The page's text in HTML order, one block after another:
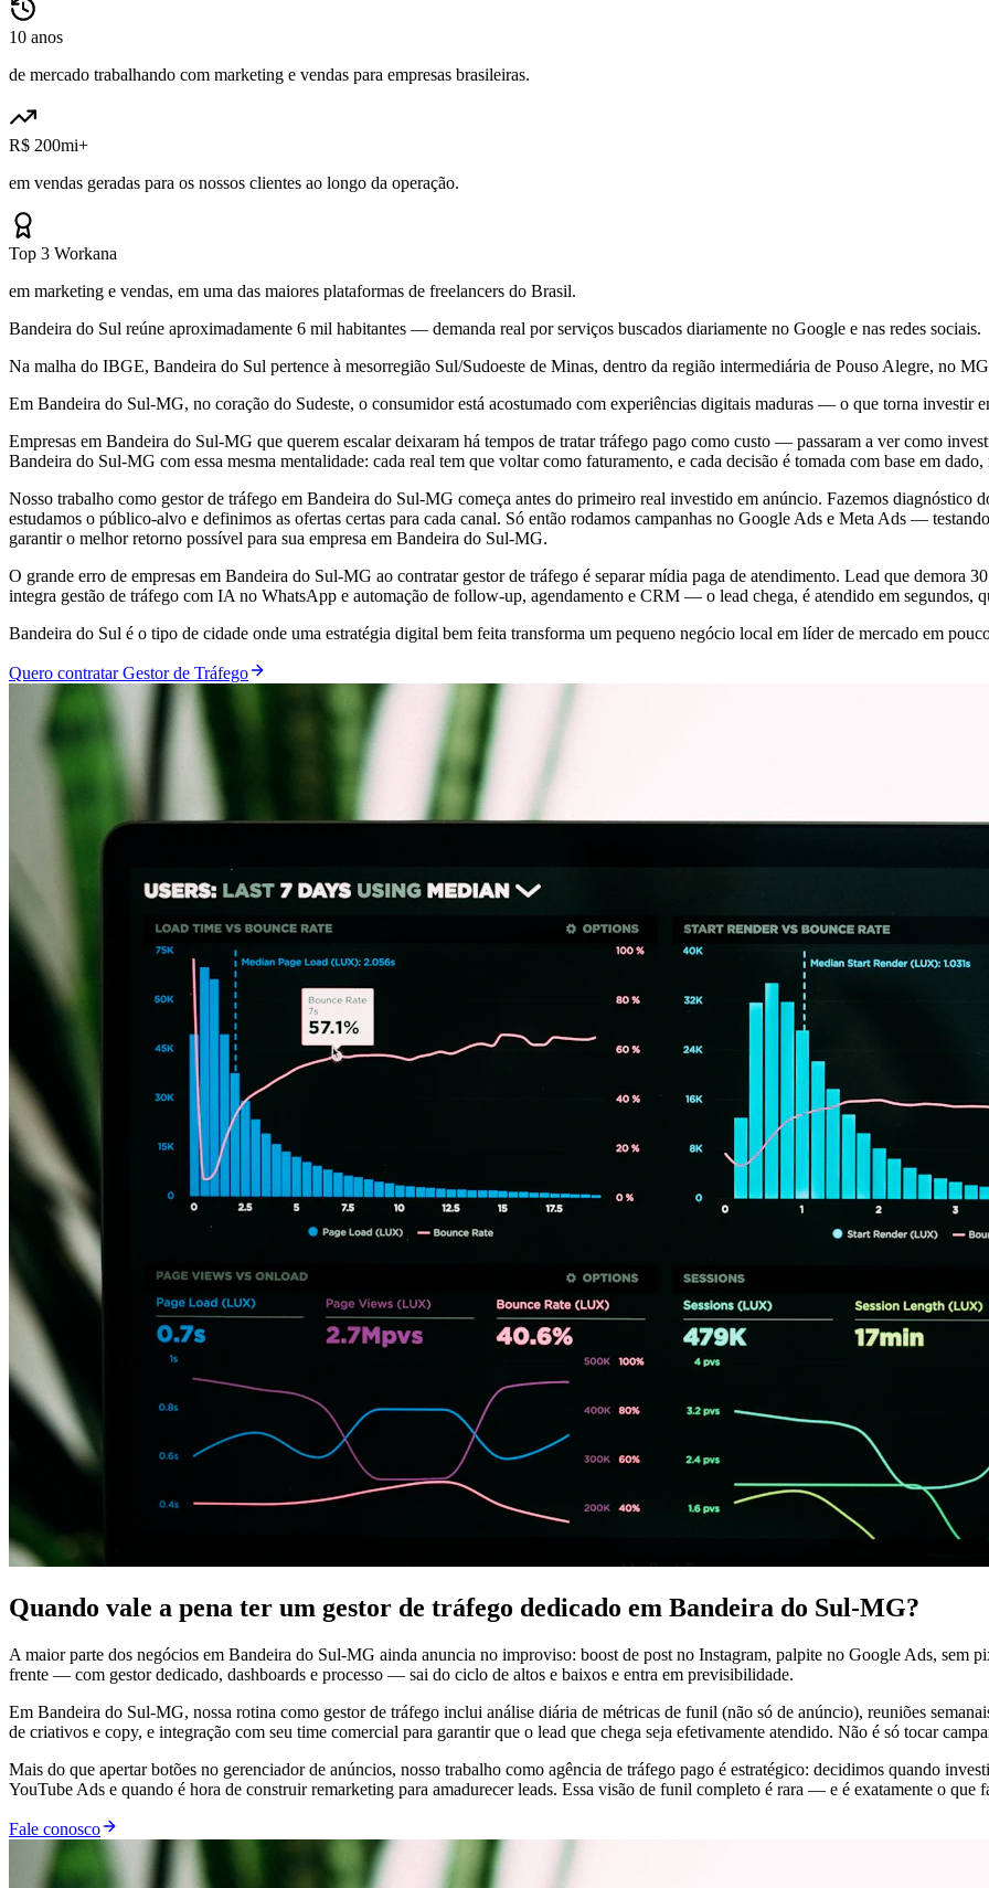
10 anos
de mercado trabalhando com marketing e vendas para empresas brasileiras.
R$ 200mi+
em vendas geradas para os nossos clientes ao longo da operação.
Top 3 Workana
em marketing e vendas, em uma das maiores plataformas de freelancers do Brasil.
Bandeira do Sul reúne aproximadamente 6 mil habitantes — demanda real por serviços buscados diariamente no Google e nas redes sociais.
Na malha do IBGE, Bandeira do Sul pertence à mesorregião Sul/Sudoeste de Minas, dentro da região intermediária de Pouso Alegre, no
Em Bandeira do Sul-MG, no coração do Sudeste, o consumidor está acostumado com experiências digitais maduras — o que torna investir
Empresas em Bandeira do Sul-MG que querem escalar deixaram há tempos de tratar tráfego pago como custo — passaram a ver como
Bandeira do Sul-MG com essa mesma mentalidade: cada real tem que voltar como faturamento, e cada decisão é tomada com base em dado,
Nosso trabalho como gestor de tráfego em Bandeira do Sul-MG começa antes do primeiro real investido em anúncio. Fazemos diagnóstico
estudamos o público-alvo e definimos as ofertas certas para cada canal. Só então rodamos campanhas no Google Ads e Meta Ads —
garantir o melhor retorno possível para sua empresa em Bandeira do Sul-MG.
O grande erro de empresas em Bandeira do Sul-MG ao contratar gestor de tráfego é separar mídia paga de atendimento. Lead que demora
integra gestão de tráfego com IA no WhatsApp e automação de follow-up, agendamento e CRM — o lead chega, é atendido em segundos,
Bandeira do Sul é o tipo de cidade onde uma estratégia digital bem feita transforma um pequeno negócio local em líder de mercado em
Quero contratar Gestor de Tráfego
Quando vale a pena ter um gestor de tráfego dedicado em Bandeira do Sul-MG?
A maior parte dos negócios em Bandeira do Sul-MG ainda anuncia no improviso: boost de post no Instagram, palpite no Google Ads, sem
frente — com gestor dedicado, dashboards e processo — sai do ciclo de altos e baixos e entra em previsibilidade.
Em Bandeira do Sul-MG, nossa rotina como gestor de tráfego inclui análise diária de métricas de funil (não só de anúncio), reuniões
de criativos e copy, e integração com seu time comercial para garantir que o lead que chega seja efetivamente atendido. Não é só tocar
Mais do que apertar botões no gerenciador de anúncios, nosso trabalho como agência de tráfego pago é estratégico: decidimos quando
YouTube Ads e quando é hora de construir remarketing para amadurecer leads. Essa visão de funil completo é rara — e é exatamente o que
Fale conosco